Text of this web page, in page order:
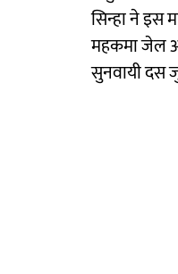
सिन्हा ने
महकमा जेल
सुनवायी दस